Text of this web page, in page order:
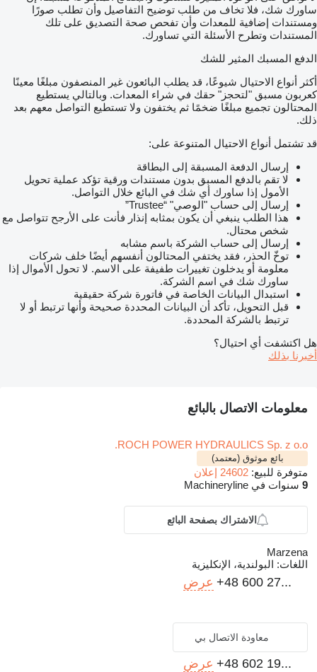
ساورك شك، فلا تخاف من طلب توضيح التفاصيل وأن تطلب صورًا
ومستندات إضافية للمعدات وأن تفحص صحة التصديق على تلك
المستندات وتطرح الأسئلة التي تساورك.
الدفع المسبك المثير للشك
أكثر أنواع الاحتيال شيوعًا، قد يطلب البائعون غير المنصفون مبلغًا معينًا
كعربون مسبق "لتحجز" حقك في شراء المعدات. وبالتالي يستطيع
المحتالون تجميع مبلغًا ضخمًا ثم يختفون ولا تستطيع التواصل معهم بعد
ذلك.
قد تشتمل أنواع الاحتيال المتنوعة على:
إرسال الدفعة المسبقة إلى البطاقة
لا تقم بالدفع المسبق بدون مستندات ورقية تؤكد عملية تحويل
الأمول إذا ساورك أي شك في البائع خلال التواصل.
إرسال إلى حساب "الوصي" “Trustee”
هذا الطلب ينبغي أن يكون بمثابه إنذار فأنت على الأرجح تتواصل مع
شخص محتال.
إرسال إلى حساب الشركة باسم مشابه
توخّ الحذر، فقد يختفي المحتالون أنفسهم أيضًا خلف شركات
معلومة أو يدخلون تغييرات طفيفة على الاسم. لا تحول الأموال إذا
ساورك شك في اسم الشركة.
استبدال البيانات الخاصة في فاتورة شركة حقيقية
قبل التحويل، تأكد أن البيانات المحددة صحيحة وأنها ترتبط أو لا
ترتبط بالشركة المحددة.
هل اكتشفت أي احتيال؟
أخبرنا بذلك
معلومات الاتصال بالبائع
ROCH POWER HYDRAULICS Sp. z o.o.
بائع موثوق (معتمد)
متوفرة للبيع: 24602 إعلان
9 سنوات في Machineryline
الاشتراك بصفحة البائع
Marzena
اللغات: البولندية، الإنكليزية
+48 600 27... عرض
معاودة الاتصال بي
+48 602 19... عرض